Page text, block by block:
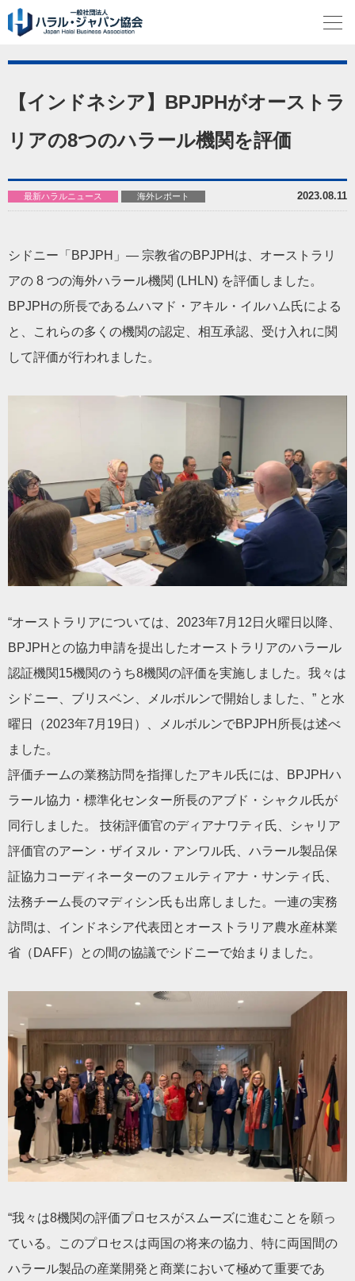
【インドネシア】BPJPHがオーストラ
リアの8つのハラール機関を評価
2023.08.11
最新ハラルニュース 海外レポート
シドニー「BPJPH」— 宗教省のBPJPHは、オーストラリ
アの 8 つの海外ハラール機関 (LHLN) を評価しました。
BPJPHの所長であるムハマド・アキル・イルハム氏による
と、これらの多くの機関の認定、相互承認、受け入れに関
して評価が行われました。
“オーストラリアについては、2023年7月12日火曜日以降、
BPJPHとの協力申請を提出したオーストラリアのハラール
認証機関15機関のうち8機関の評価を実施しました。我々は
シドニー、ブリスベン、メルボルンで開始しました、” と水
曜日（2023年7月19日）、メルボルンでBPJPH所長は述べ
ました。
評価チームの業務訪問を指揮したアキル氏には、BPJPHハ
ラール協力・標準化センター所長のアブド・シャクル氏が
同行しました。 技術評価官のディアナワティ氏、シャリア
評価官のアーン・ザイヌル・アンワル氏、ハラール製品保
証協力コーディネーターのフェルティアナ・サンティ氏、
法務チーム長のマディシン氏も出席しました。一連の実務
訪問は、インドネシア代表団とオーストラリア農水産林業
省（DAFF）との間の協議でシドニーで始まりました。
“我々は8機関の評価プロセスがスムーズに進むことを願っ
ている。このプロセスは両国の将来の協力、特に両国間の
ハラール製品の産業開発と商業において極めて重要であ